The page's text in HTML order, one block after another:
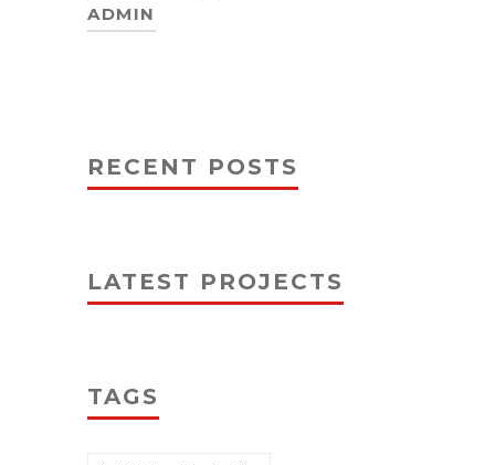
ADMIN
RECENT POSTS
LATEST PROJECTS
TAGS